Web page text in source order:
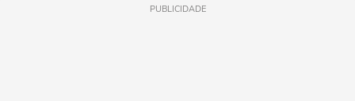
PUBLICIDADE